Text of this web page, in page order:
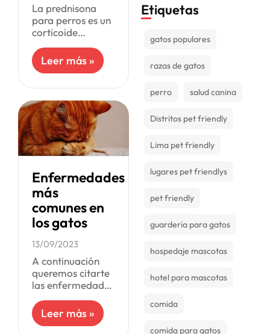
La prednisona
para perros es un
corticoide
tratar la
inflamación y los
sistema
inmunitario.
Aunque es
altamente
efectiva, sus
múltiples efectos
Leer más »
Enfermedades
más
comunes en
los gatos
13/09/2023
A continuación
queremos citarte
las enfermedades
entre los gatos.
Estas
Leer más »
Etiquetas
gatos populares
razas de gatos
perro salud canina
Distritos pet friendly
Lima pet friendly
lugares pet friendlys
pet friendly
guarderia para gatos
hospedaje mascotas
hotel para mascotas
comida
comida para gatos